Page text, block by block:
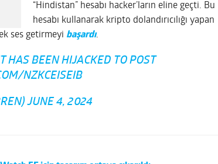
“Hindistan” hesabı hacker’ların eline geçti. Bu
hesabı kullanarak kripto dolandırıcılığı yapan
ses getirmeyi başardı.
HAS BEEN HIJACKED TO POST
NZKCEISEIB
JUNE 4, 2024